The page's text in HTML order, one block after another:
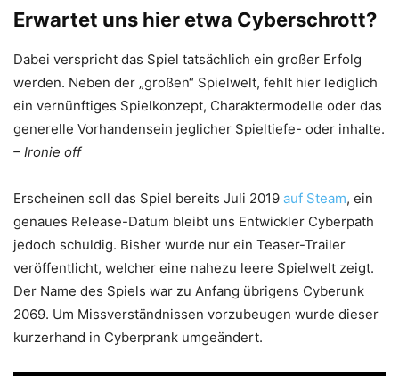
Erwartet uns hier etwa Cyberschrott?
Dabei verspricht das Spiel tatsächlich ein großer Erfolg
werden. Neben der „großen“ Spielwelt, fehlt hier lediglich
ein vernünftiges Spielkonzept, Charaktermodelle oder das
generelle Vorhandensein jeglicher Spieltiefe- oder inhalte.
– Ironie off
Erscheinen soll das Spiel bereits Juli 2019 auf Steam, ein
genaues Release-Datum bleibt uns Entwickler Cyberpath
jedoch schuldig. Bisher wurde nur ein Teaser-Trailer
veröffentlicht, welcher eine nahezu leere Spielwelt zeigt.
Der Name des Spiels war zu Anfang übrigens Cyberunk
2069. Um Missverständnissen vorzubeugen wurde dieser
kurzerhand in Cyberprank umgeändert.